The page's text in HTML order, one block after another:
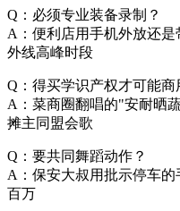
Q：必须专业装备录制？
A：便利店用手机外放还
外线高峰时段
Q：得买学识产权才可能商
A：菜商圈翻唱的"安耐晒
摊主同盟会歌
Q：要共同舞蹈动作？
A：保安大叔用批示停车
百万